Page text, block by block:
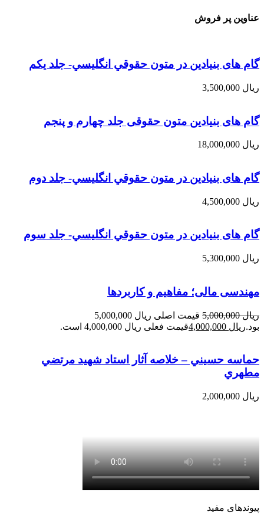
عناوین پر فروش
گام های بنیادین در متون حقوقي انگليسي- جلد يكم
ریال
گام های بنیادین متون حقوقی جلد چهارم و پنجم
ریال
گام های بنیادین در متون حقوقي انگليسي- جلد دوم
ریال
گام های بنیادین در متون حقوقي انگليسي- جلد سوم
ریال
مهندسی مالی؛ مفاهیم و کاربردها
ریال5,000,000
قیمت اصلی ریال 5,000,000
بود.ریال قیمت فعلی ریال 4,000,000 است.
حماسه حسيني – خلاصه آثار استاد شهيد مرتضي
مطهري
ریال
پیوندهای مفید